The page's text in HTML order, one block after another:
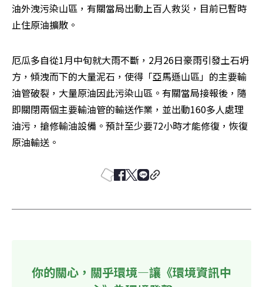
油外洩污染山區，有關當局出動上百人救災，目前已暫時
止住原油擴散。
厄瓜多自從1月中旬就大雨不斷，2月26日豪雨引發土石坍
方，傾洩而下的大量泥石，使得「亞馬遜山區」的主要輸
油管破裂，大量原油因此污染山區。有關當局接報後，隨
即關閉兩個主要輸油管的輸送作業，並出動160多人處理
油污，搶修輸油設備。預計至少要72小時才能修復，恢復
原油輸送。
你的關心，關乎環境—讓《環境資訊中